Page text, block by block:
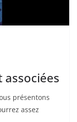
associées
présentons
assez